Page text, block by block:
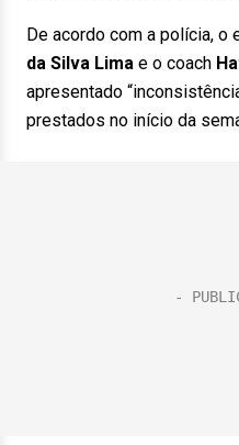
De acordo com a polícia, o
da Silva Lima e o coach
apresentado
prestados no início da